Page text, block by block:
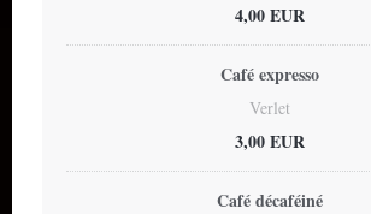
4,00 EUR
Café expresso
Verlet
3,00 EUR
Café décaféiné